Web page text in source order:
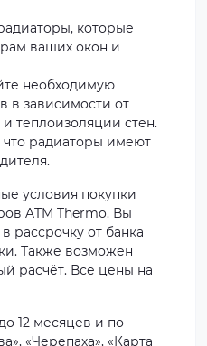
которые
ваших окон и
необходимую
в зависимости от
теплоизоляции стен.
что радиаторы имеют
условия покупки
ATM Thermo. Вы
рассрочку от банка
Также возможен
расчёт. Все цены на
12 месяцев и по
«Черепаха», «Карта